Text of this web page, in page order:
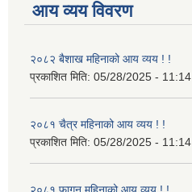
आय व्यय विवरण
२०८२ बैशाख महिनाको आय व्यय ! !
प्रकाशित मिति: 05/28/2025 - 11:14
२०८१ चैत्र महिनाको आय व्यय ! !
प्रकाशित मिति: 05/28/2025 - 11:14